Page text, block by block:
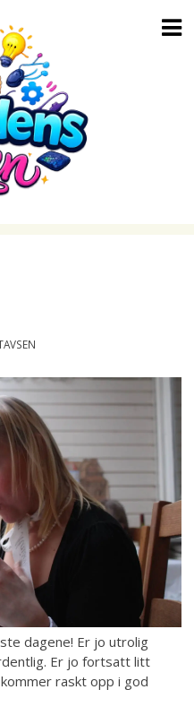
dagene! Er jo utrolig
Er jo fortsatt litt
raskt opp i god